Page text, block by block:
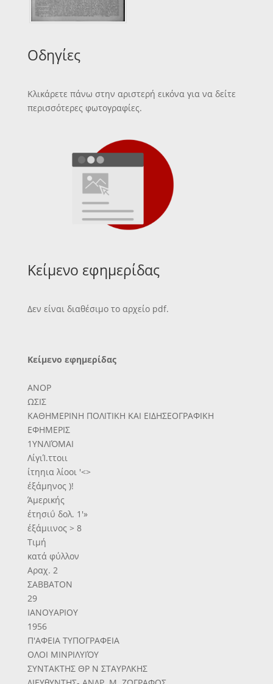
Οδηγίες
Κλικάρετε πάνω στην αριστερή εικόνα για να δείτε
περισσότερες φωτογραφίες.
Κείμενο εφημερίδας
Δεν είναι διαθέσιμο το αρχείο pdf.
Κείμενο εφημερίδας
ΑΝΟΡ
ΩΣΙΣ
ΚΑΘΗΜΕΡΙΝΗ ΠΟΛΙΤΙΚΗ ΚΑΙ ΕΙΔΗΣΕΟΓΡΑΦΙΚΗ
ΕΦΗΜΕΡΙΣ
1ΥΝΛΙΌΜΑΙ
ΛίγιΊ.ττοιι
ίτηηια λίοοι '<>
έξάμηνος )!
Άμερικής
έτησιΰ δολ. 1'»
έξάμιινος > 8
Τιμή
κατά φύλλον
Αραχ. 2
ΣΑΒΒΑΤΟΝ
29
ΙΑΝΟΥΑΡΙΟΥ
1956
Π'ΑΦΕΙΑ ΤΥΠΟΓΡΑΦΕΙΑ
ΟΛΟΙ ΜΙΝΡΙΛΥΙΌΥ
ΣΥΝΤΑΚΤΗΣ ΘΡ Ν ΣΤΑΥΡΛΚΗΣ